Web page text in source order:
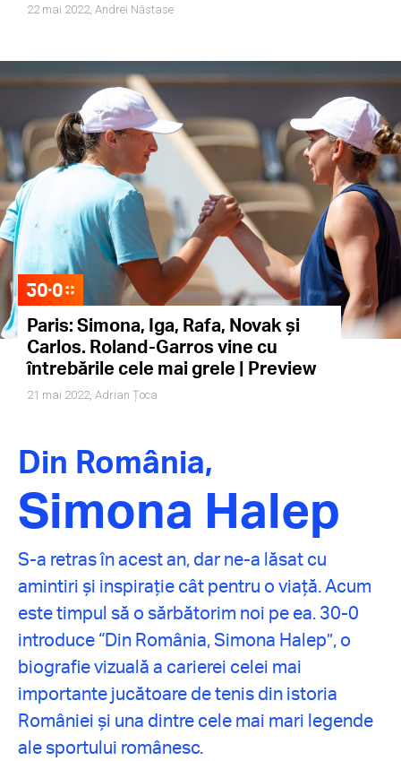
22 mai 2022, Andrei Năstase
Paris: Simona, Iga, Rafa, Novak și
Carlos. Roland-Garros vine cu
întrebările cele mai grele | Preview
21 mai 2022, Adrian Țoca
Din România,
Simona Halep
S-a retras în acest an, dar ne-a lăsat cu
amintiri și inspirație cât pentru o viață. Acum
este timpul să o sărbătorim noi pe ea. 30-0
introduce “Din România, Simona Halep”, o
biografie vizuală a carierei celei mai
importante jucătoare de tenis din istoria
României și una dintre cele mai mari legende
ale sportului românesc.